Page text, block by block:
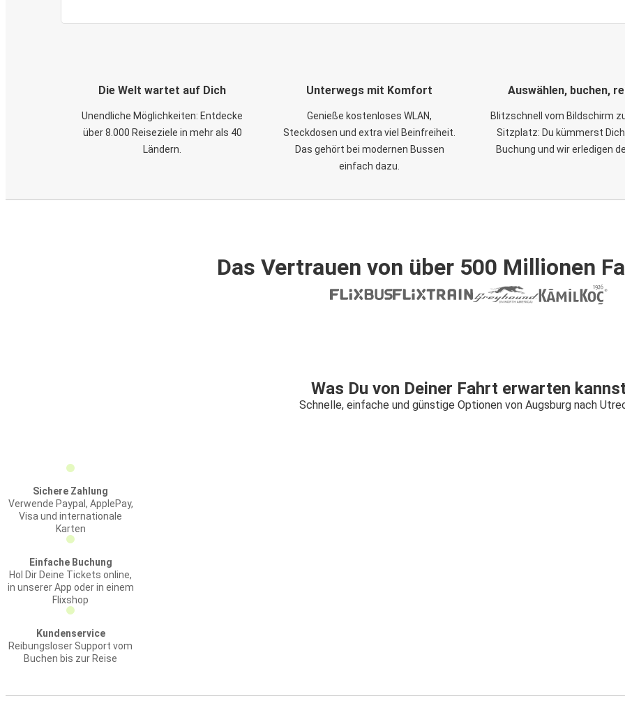
Die Welt wartet auf Dich
Unendliche Möglichkeiten: Entdecke
über 8.000 Reiseziele in mehr als 40
Ländern.
Unterwegs mit Komfort
Genieße kostenloses WLAN,
Steckdosen und extra viel Beinfreiheit.
Das gehört bei modernen Bussen
einfach dazu.
Auswählen, buchen,
Blitzschnell vom Bildschirm
Sitzplatz: Du kümmerst
Buchung und wir erledigen
Das Vertrauen von über 500 Millionen
Was Du von Deiner Fahrt erwarten kannst
Schnelle, einfache und günstige Optionen von Augsburg nach
Sichere Zahlung
Verwende Paypal, ApplePay,
Visa und internationale
Karten
Einfache Buchung
Hol Dir Deine Tickets online,
in unserer App oder in einem
Flixshop
Kundenservice
Reibungsloser Support vom
Buchen bis zur Reise